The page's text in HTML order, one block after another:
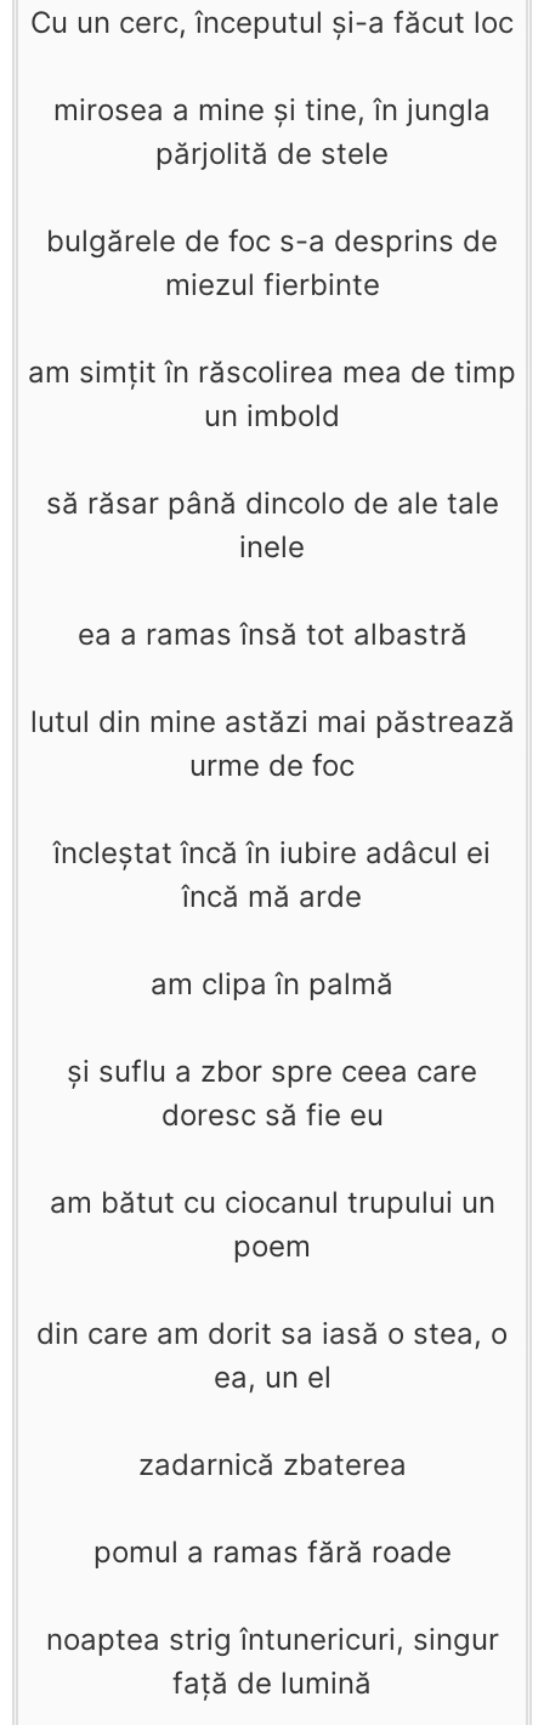
Cu un cerc, începutul şi-a făcut loc
mirosea a mine şi tine, în jungla
părjolită de stele
bulgărele de foc s-a desprins de
miezul fierbinte
am simţit în răscolirea mea de timp
un imbold
să răsar până dincolo de ale tale
inele
ea a ramas însă tot albastră
lutul din mine astăzi mai păstrează
urme de foc
încleştat încă în iubire adâcul ei
încă mă arde
am clipa în palmă
şi suflu a zbor spre ceea care
doresc să fie eu
am bătut cu ciocanul trupului un
poem
din care am dorit sa iasă o stea, o
ea, un el
zadarnică zbaterea
pomul a ramas fără roade
noaptea strig întunericuri, singur
faţă de lumină